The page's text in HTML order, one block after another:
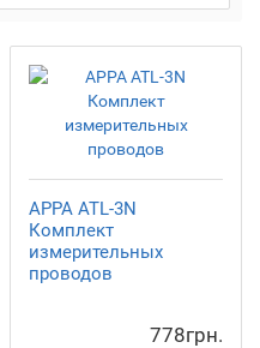
APPA ATL-3N
Комплект
измерительных
проводов
778грн.